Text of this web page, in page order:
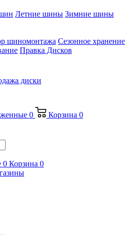
Летние шины Зимние шины
шиномонтажа Сезонное хранение
Правка Дисков
диски
0 Корзина 0
0 Корзина 0